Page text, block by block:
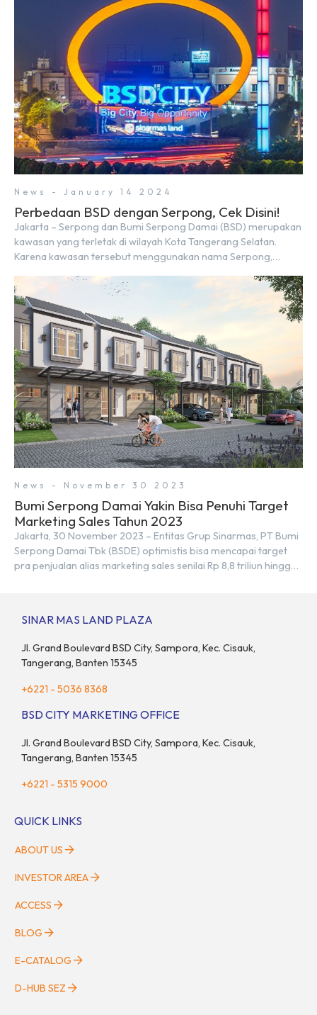
menghadapi 2024, kondisi ekonomi global maupun nasional
dapat memengaruhi pertimbangan masyarakat untuk
membeli rumah maupun investasi di sektor […]
News - January 14 2024
Perbedaan BSD dengan Serpong, Cek Disini!
Jakarta – Serpong dan Bumi Serpong Damai (BSD) merupakan
kawasan yang terletak di wilayah Kota Tangerang Selatan.
Karena kawasan tersebut menggunakan nama Serpong,
merupakan tempat yang sama. Padahal anggapan tersebut
kurang tepat. Sebab Serpong dan BSD merupakan dua
kawasan yang berbeda. Berikut penjelasannya. Baca Juga: […]
News - November 30 2023
Bumi Serpong Damai Yakin Bisa Penuhi Target
Marketing Sales Tahun 2023
Jakarta, 30 November 2023 – Entitas Grup Sinarmas, PT Bumi
Serpong Damai Tbk (BSDE) optimistis bisa mencapai target
pra penjualan alias marketing sales senilai Rp 8,8 triliun hingga
target. “Kami yakin target […]
SINAR MAS LAND PLAZA
Jl. Grand Boulevard BSD City, Sampora, Kec. Cisauk,
Tangerang, Banten 15345
+6221 - 5036 8368
BSD CITY MARKETING OFFICE
Jl. Grand Boulevard BSD City, Sampora, Kec. Cisauk,
Tangerang, Banten 15345
+6221 - 5315 9000
QUICK LINKS
ABOUT US
INVESTOR AREA
ACCESS
BLOG
E-CATALOG
D-HUB SEZ